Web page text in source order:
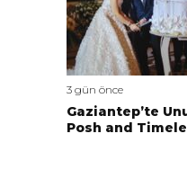
3 gün önce
Gaziantep’te
Posh and